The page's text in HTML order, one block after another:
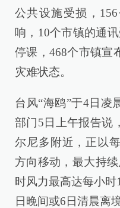
公共设施受损，
响，10个市镇的通
停课，468个市镇宣
灾难状态。
台风“海鸥”于4日凌
部门5日上午报告说
尔尼多附近，正以
方向移动，最大持
时风力最高达每小时
日晚间或6日清晨离境